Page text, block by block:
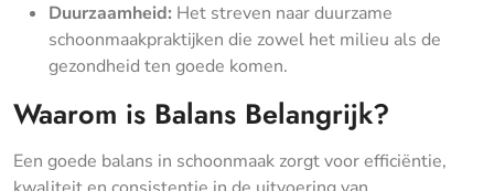
Duurzaamheid: Het streven naar duurzame
schoonmaakpraktijken die zowel het milieu als de
gezondheid ten goede komen.
Waarom is Balans Belangrijk?
Een goede balans in schoonmaak zorgt voor efficiëntie,